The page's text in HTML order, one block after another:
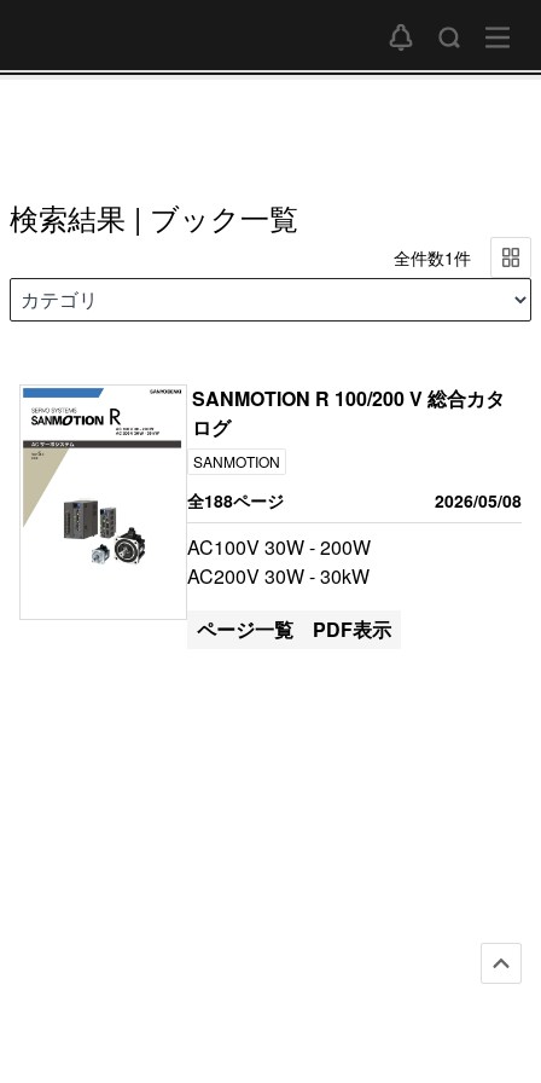
検索結果 | ブック一覧
全件数1件
SANMOTION R 100/200 V 総合カタ
ログ
SANMOTION
全188ページ 2026/05/08
AC100V 30W - 200W
AC200V 30W - 30kW
ページ一覧
PDF表示